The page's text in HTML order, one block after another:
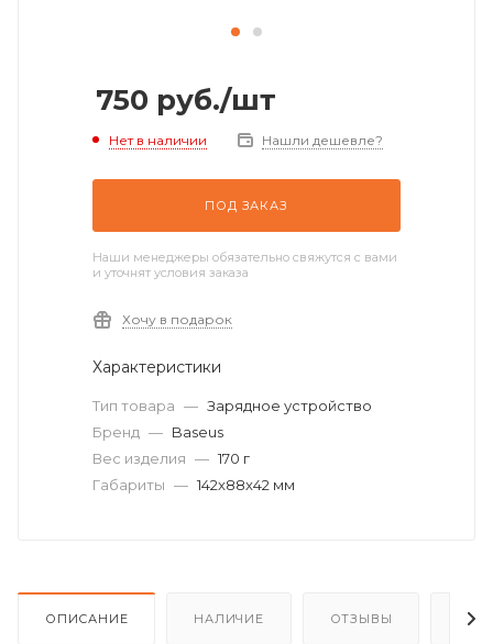
750 руб./шт
Нет в наличии Нашли дешевле?
ПОД ЗАКАЗ
Наши менеджеры обязательно свяжутся с вами
и уточнят условия заказа
Хочу в подарок
Характеристики
Тип товара — Зарядное устройство
Бренд — Baseus
Вес изделия — 170 г
Габариты — 142x88x42 мм
ОПИСАНИЕ НАЛИЧИЕ ОТЗЫВЫ